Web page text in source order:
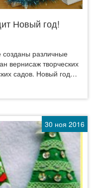
Новый год!
различные
вернисаж творческих
садов. Новый год…
30 ноя 2016